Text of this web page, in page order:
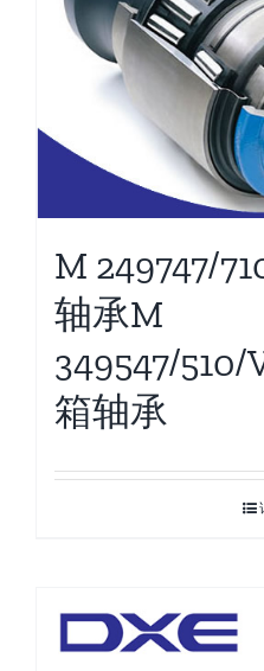
M 249747/
轴承M
349547/510/
箱轴承